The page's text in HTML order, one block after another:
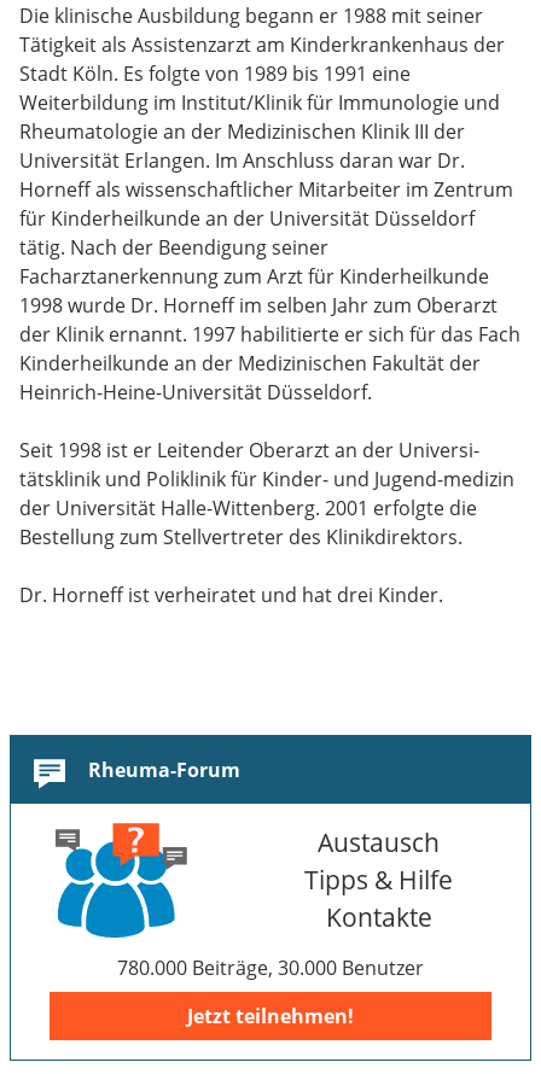
Die klinische Ausbildung begann er 1988 mit seiner
Tätigkeit als Assistenzarzt am Kinderkrankenhaus der
Stadt Köln. Es folgte von 1989 bis 1991 eine
Weiterbildung im Institut/Klinik für Immunologie und
Rheumatologie an der Medizinischen Klinik III der
Universität Erlangen. Im Anschluss daran war Dr.
Horneff als wissenschaftlicher Mitarbeiter im Zentrum
für Kinderheilkunde an der Universität Düsseldorf
tätig. Nach der Beendigung seiner
Facharztanerkennung zum Arzt für Kinderheilkunde
1998 wurde Dr. Horneff im selben Jahr zum Oberarzt
der Klinik ernannt. 1997 habilitierte er sich für das Fach
Kinderheilkunde an der Medizinischen Fakultät der
Heinrich-Heine-Universität Düsseldorf.
Seit 1998 ist er Leitender Oberarzt an der Universi-
tätsklinik und Poliklinik für Kinder- und Jugend-medizin
der Universität Halle-Wittenberg. 2001 erfolgte die
Bestellung zum Stellvertreter des Klinikdirektors.
Dr. Horneff ist verheiratet und hat drei Kinder.
Rheuma-Forum
Austausch
Tipps & Hilfe
Kontakte
780.000 Beiträge, 30.000 Benutzer
Jetzt teilnehmen!